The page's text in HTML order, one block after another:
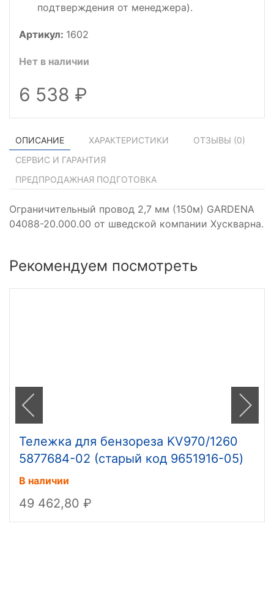
подтверждения от менеджера).
Артикул: 1602
Нет в наличии
6 538
ОПИСАНИЕ ХАРАКТЕРИСТИКИ ОТЗЫВЫ (0)
СЕРВИС И ГАРАНТИЯ
ПРЕДПРОДАЖНАЯ ПОДГОТОВКА
Ограничительный провод 2,7 мм (150м) GARDENA
04088-20.000.00 от шведской компании Хускварна.
Рекомендуем посмотреть
Тележка для бензореза KV970/1260
5877684-02 (старый код 9651916-05)
В наличии
49 462,80